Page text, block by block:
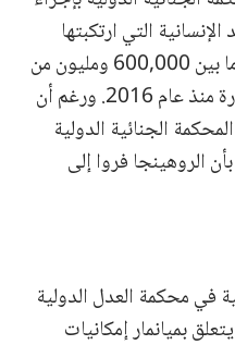
التي ارتكبتها
ما بين 600,000 ومليون من
الروهينجا إلى بنغلاديش المجاورة منذ عام 2016. ورغم أن
الجنائية الدولية
الروهينجا فروا إلى
في محكمة العدل الدولية
بميانمار إمكانيات